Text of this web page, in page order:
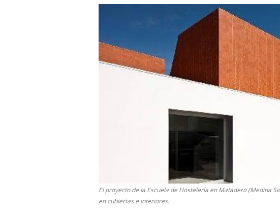
El proyecto de la Escuela de Hostelería en Matadero (Medina
en cubiertas e interiores.